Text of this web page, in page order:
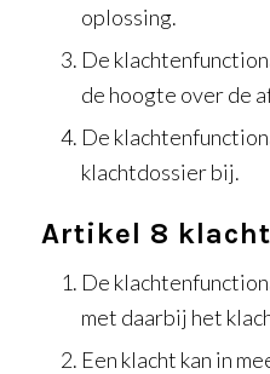
oplossing.
De
de hoogte over de
De
klachtdossier bij.
Artikel 8
De
met daarbij het
Een klacht kan in